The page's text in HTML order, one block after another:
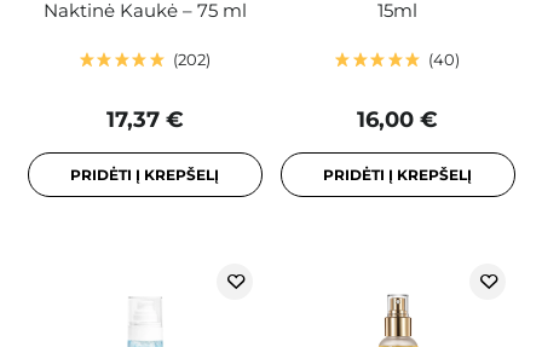
Naktinė Kaukė – 75 ml
202
17,37 €
PRIDĖTI Į KREPŠELĮ
15ml
40
16,00 €
PRIDĖTI Į KREPŠELĮ